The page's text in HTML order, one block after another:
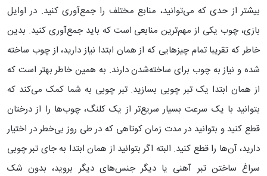
بیشتر از حدی که می‌توانید، منابع مختلف را جمع‌آوری کنید. در اوایل
بازی،‌ چوب یکی از مهم‌ترین منابعی است که باید جمع‌آوری کنید. بدین
خاطر که تقریبا تمام چیزهایی که از همان ابتدا نیاز دارید، از چوب ساخته
شده و نیاز به چوب برای ساخته‌شدن دارند. به همین خاطر بهتر است که
از همان ابتدا یک تبر چوبی بسازید. تبر چوبی به شما کمک می‌کند که
بتوانید با یک سرعت بسیار سریع‌تر از یک کلنگ، چوب‌ها را از درختان
قطع کنید و بتوانید در مدت زمان کوتاهی که در طی روز بی‌خطر در اختیار
دارید، آن‌ها را قطع کنید. البته اگر بتوانید از همان ابتدا به جای تبر چوبی
سراغ ساختن تبر آهنی یا دیگر جنس‌های دیگر بروید،‌ بدون شک